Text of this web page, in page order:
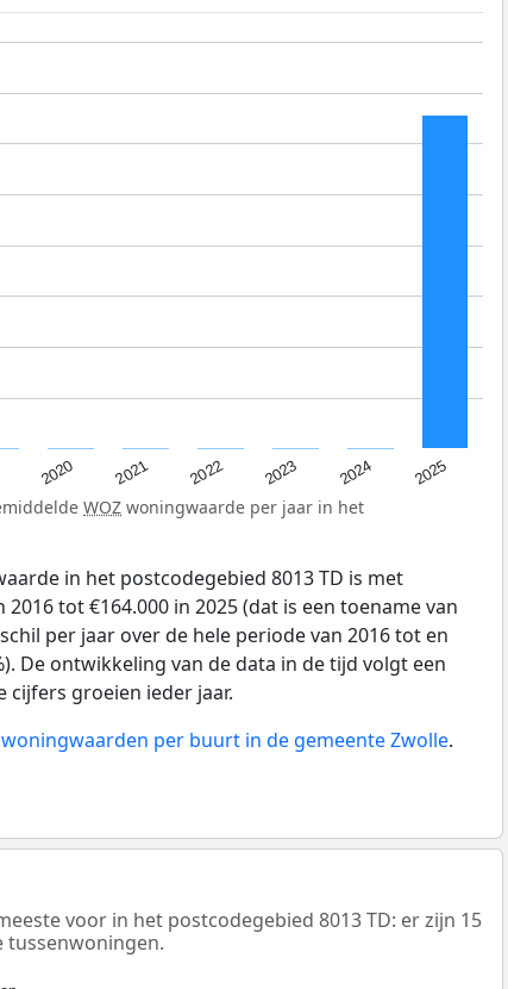
2020 2021 2022 2023 2024 2025
WOZ woningwaarde per jaar in het
in het postcodegebied 8013 TD is met
tot €164.000 in 2025 (dat is een toename van
per jaar over de hele periode van 2016 tot en
De ontwikkeling van de data in de tijd volgt een
groeien ieder jaar.
per buurt in de gemeente Zwolle.
voor in het postcodegebied 8013 TD: er zijn 15
tussenwoningen.